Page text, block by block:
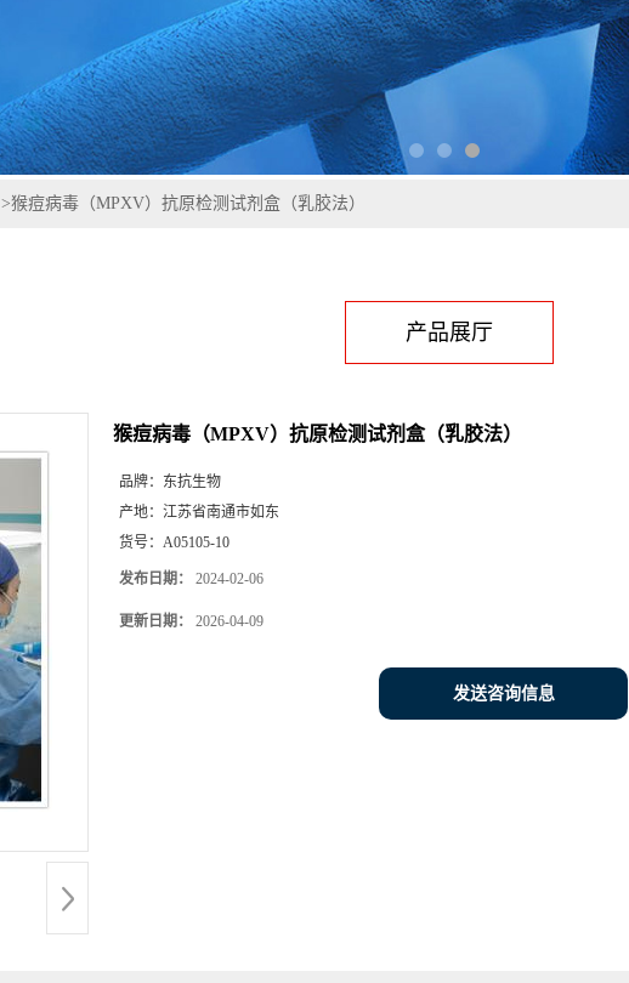
>猴痘病毒（MPXV）抗原检测试剂盒（乳胶法）
产品展厅
猴痘病毒（MPXV）抗原检测试剂盒（乳胶法）
品牌： 东抗生物
产地： 江苏省南通市如东
货号： A05105-10
发布日期： 2024-02-06
更新日期： 2026-04-09
发送咨询信息